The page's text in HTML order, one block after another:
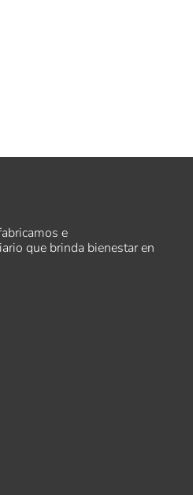
e
que brinda bienestar en